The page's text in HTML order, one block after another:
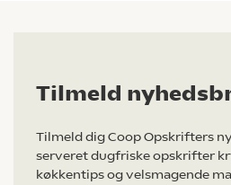
Tilmeld
Tilmeld dig Coop Opskrifters
serveret dugfriske opskrifter
køkkentips og velsmagende